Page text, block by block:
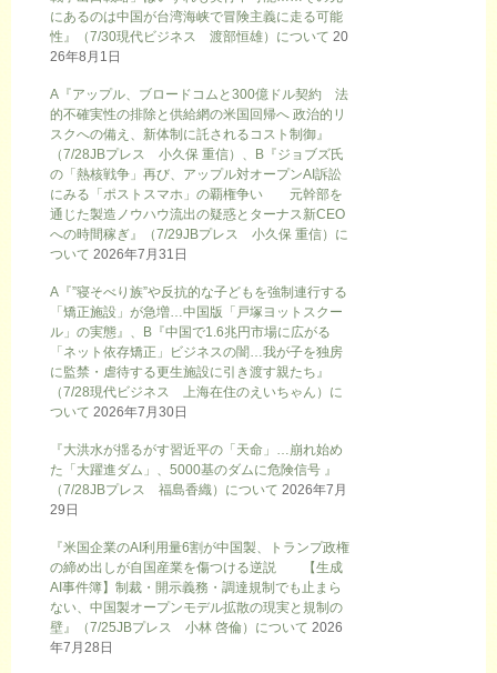
にあるのは中国が台湾海峡で冒険主義に走る可能
性』（7/30現代ビジネス 渡部恒雄）について 20
26年8月1日
A『アップル、ブロードコムと300億ドル契約 法
的不確実性の排除と供給網の米国回帰へ 政治的リ
スクへの備え、新体制に託されるコスト制御』
（7/28JBプレス 小久保 重信）、B『ジョブズ氏
の「熱核戦争」再び、アップル対オープンAI訴訟
にみる「ポストスマホ」の覇権争い 元幹部を
通じた製造ノウハウ流出の疑惑とターナス新CEO
への時間稼ぎ』（7/29JBプレス 小久保 重信）に
ついて 2026年7月31日
A『”寝そべり族”や反抗的な子どもを強制連行する
「矯正施設」が急増…中国版「戸塚ヨットスクー
ル」の実態』、B『中国で1.6兆円市場に広がる
「ネット依存矯正」ビジネスの闇…我が子を独房
に監禁・虐待する更生施設に引き渡す親たち』
（7/28現代ビジネス 上海在住のえいちゃん）に
ついて 2026年7月30日
『大洪水が揺るがす習近平の「天命」…崩れ始め
た「大躍進ダム」、5000基のダムに危険信号 』
（7/28JBプレス 福島香織）について 2026年7月
29日
『米国企業のAI利用量6割が中国製、トランプ政権
の締め出しが自国産業を傷つける逆説 【生成
AI事件簿】制裁・開示義務・調達規制でも止まら
ない、中国製オープンモデル拡散の現実と規制の
壁』（7/25JBプレス 小林 啓倫）について 2026
年7月28日